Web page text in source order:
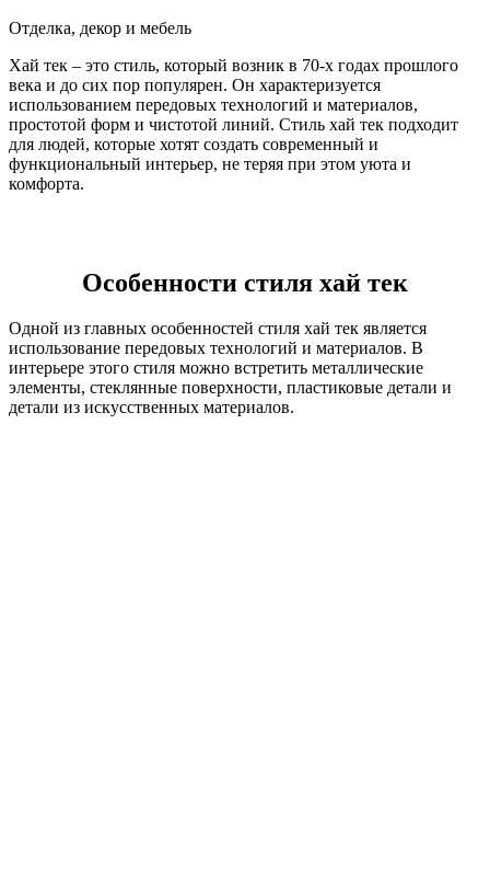
Отделка, декор и мебель
Хай тек – это стиль, который возник в 70-х годах прошлого
века и до сих пор популярен. Он характеризуется
использованием передовых технологий и материалов,
простотой форм и чистотой линий. Стиль хай тек подходит
для людей, которые хотят создать современный и
функциональный интерьер, не теряя при этом уюта и
комфорта.
Особенности стиля хай тек
Одной из главных особенностей стиля хай тек является
использование передовых технологий и материалов. В
интерьере этого стиля можно встретить металлические
элементы, стеклянные поверхности, пластиковые детали и
детали из искусственных материалов.